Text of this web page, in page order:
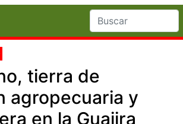
tierra de
agropecuaria y
en la Guajira